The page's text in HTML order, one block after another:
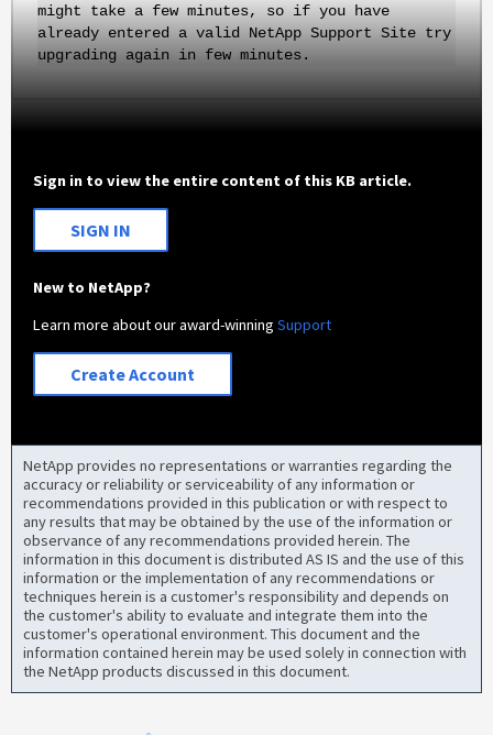
might take a few minutes, so if you have
already entered a valid NetApp Support Site try
upgrading again in few minutes.
Sign in to view the entire content of this KB article.
SIGN IN
New to NetApp?
Learn more about our award-winningSupport
Create Account
NetApp provides no representations or warranties regarding the
accuracy or reliability or serviceability of any information or
recommendations provided in this publication or with respect to
any results that may be obtained by the use of the information or
observance of any recommendations provided herein. The
information in this document is distributed AS IS and the use of this
information or the implementation of any recommendations or
techniques herein is a customer's responsibility and depends on
the customer's ability to evaluate and integrate them into the
customer's operational environment. This document and the
information contained herein may be used solely in connection with
the NetApp products discussed in this document.